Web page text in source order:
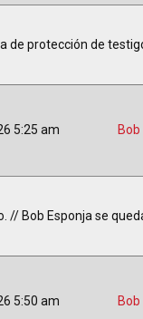
de protección de
5:25 am
// Bob Esponja se
5:50 am